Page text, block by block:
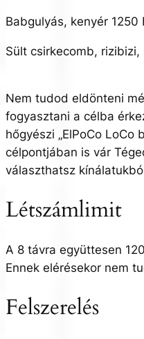
Babgulyás, kenyér 1250
Sült csirkecomb,
Nem tudod eldönteni
fogyasztani a célba
hőgyészi „ElPoCo LoCo
célpontjában is vár
választhatsz
Létszámlimit
A 8 távra együttesen
Ennek elérésekor nem
Felszerelés